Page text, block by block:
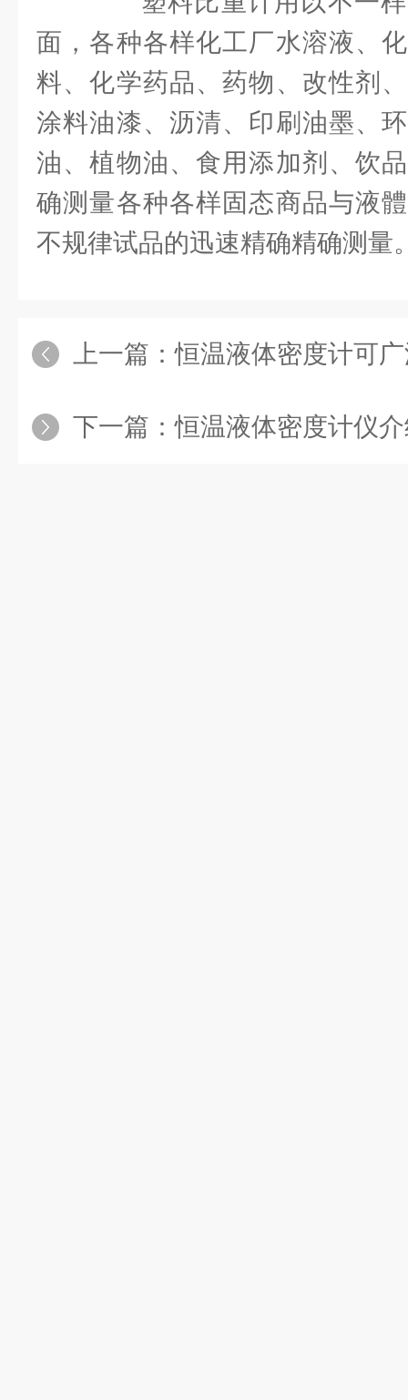
面，各种各样化工厂水溶液、
料、化学药品、药物、改性剂
涂料油漆、沥清、印刷油墨、
油、植物油、食用添加剂、饮
确测量各种各样固态商品与液
不规律试品的迅速精确精确测量
上一篇：恒温液体密度计可广泛
下一篇：恒温液体密度计仪